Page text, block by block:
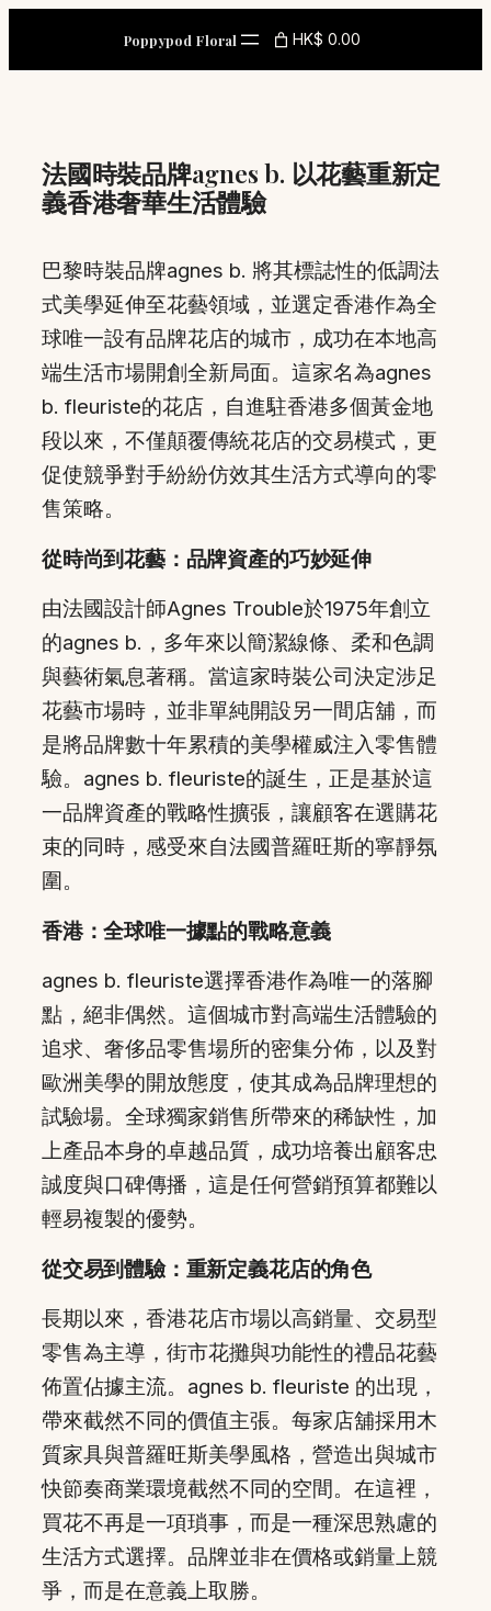
content
Poppypod Floral HK$ 0.00
法國時裝品牌agnes b. 以花藝重新定
義香港奢華生活體驗
巴黎時裝品牌agnes b. 將其標誌性的低調法
式美學延伸至花藝領域，並選定香港作為全
球唯一設有品牌花店的城市，成功在本地高
端生活市場開創全新局面。這家名為agnes
b. fleuriste的花店，自進駐香港多個黃金地
段以來，不僅顛覆傳統花店的交易模式，更
促使競爭對手紛紛仿效其生活方式導向的零
售策略。
從時尚到花藝：品牌資產的巧妙延伸
由法國設計師Agnes Trouble於1975年創立
的agnes b.，多年來以簡潔線條、柔和色調
與藝術氣息著稱。當這家時裝公司決定涉足
花藝市場時，並非單純開設另一間店舖，而
是將品牌數十年累積的美學權威注入零售體
驗。agnes b. fleuriste的誕生，正是基於這
一品牌資產的戰略性擴張，讓顧客在選購花
束的同時，感受來自法國普羅旺斯的寧靜氛
圍。
香港：全球唯一據點的戰略意義
agnes b. fleuriste選擇香港作為唯一的落腳
點，絕非偶然。這個城市對高端生活體驗的
追求、奢侈品零售場所的密集分佈，以及對
歐洲美學的開放態度，使其成為品牌理想的
試驗場。全球獨家銷售所帶來的稀缺性，加
上產品本身的卓越品質，成功培養出顧客忠
誠度與口碑傳播，這是任何營銷預算都難以
輕易複製的優勢。
從交易到體驗：重新定義花店的角色
長期以來，香港花店市場以高銷量、交易型
零售為主導，街市花攤與功能性的禮品花藝
佈置佔據主流。agnes b. fleuriste 的出現，
帶來截然不同的價值主張。每家店舖採用木
質家具與普羅旺斯美學風格，營造出與城市
快節奏商業環境截然不同的空間。在這裡，
買花不再是一項瑣事，而是一種深思熟慮的
生活方式選擇。品牌並非在價格或銷量上競
爭，而是在意義上取勝。